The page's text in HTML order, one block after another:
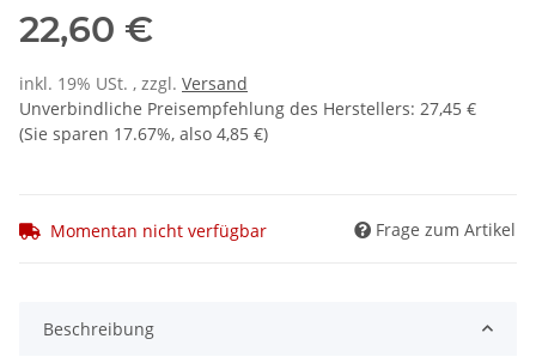
22,60 €
inkl. 19% USt. , zzgl. Versand
Unverbindliche Preisempfehlung des Herstellers: 27,45 €
(Sie sparen 17.67%, also 4,85 €)
Momentan nicht verfügbar Frage zum Artikel
Beschreibung